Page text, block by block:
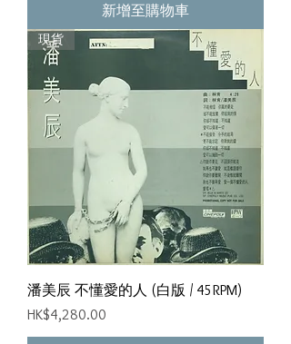
新增至購物車
現貨
潘美辰 不懂愛的人 (白版 / 45RPM)
價格
HK$4,280.00